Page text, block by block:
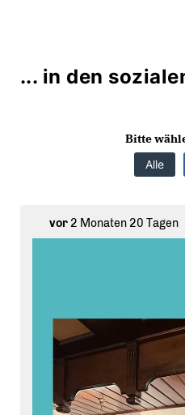
... in den
Bitte
Alle
vor2 Monaten 20 Tagen